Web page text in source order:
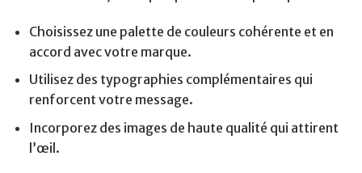
Choisissez une palette de couleurs cohérente et en
accord avec votre marque.
Utilisez des typographies complémentaires qui
renforcent votre message.
Incorporez des images de haute qualité qui attirent
l’œil.